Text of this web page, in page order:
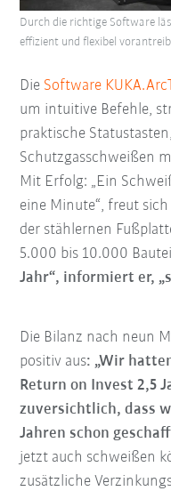
Die Software
um intuitive Befehle,
praktische
Schutzgasschweißen
Mit Erfolg: „Ein
eine Minute“, freut
der stählernen
5.000 bis 10.000
Jahr“, informiert er,
Durch die richtige Software
effizient und flexibel
Die Bilanz nach neun
positiv aus: „Wir
Return on Invest 2,5
zuversichtlich, dass
Jahren schon
jetzt auch schweißen
zusätzliche